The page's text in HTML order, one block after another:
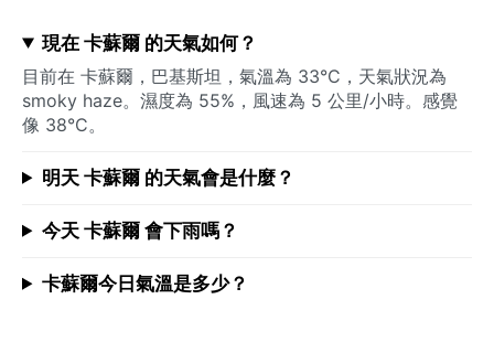
現在 卡蘇爾 的天氣如何？
目前在 卡蘇爾，巴基斯坦，氣溫為 33°C，天氣狀況為
smoky haze。濕度為 55%，風速為 5 公里/小時。感覺
像 38°C。
明天 卡蘇爾 的天氣會是什麼？
今天 卡蘇爾 會下雨嗎？
卡蘇爾今日氣溫是多少？